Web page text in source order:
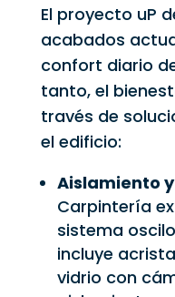
El proyecto uP
acabados
confort diario
tanto, el
través de
el edificio:
Aislamiento
Carpintería
sistema
incluye
vidrio con